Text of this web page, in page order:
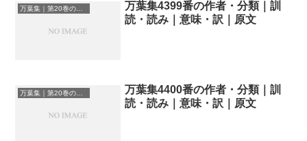
万葉集｜第20巻の和歌一覧
万葉集4399番の作者・分類｜訓
読・読み｜意味・訳｜原文
万葉集｜第20巻の和歌一覧
万葉集4400番の作者・分類｜訓
読・読み｜意味・訳｜原文